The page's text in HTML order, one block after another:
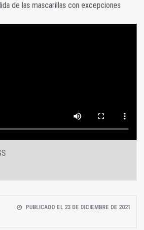
de las mascarillas con excepciones
PUBLICADO EL 23 DE DICIEMBRE DE 2021